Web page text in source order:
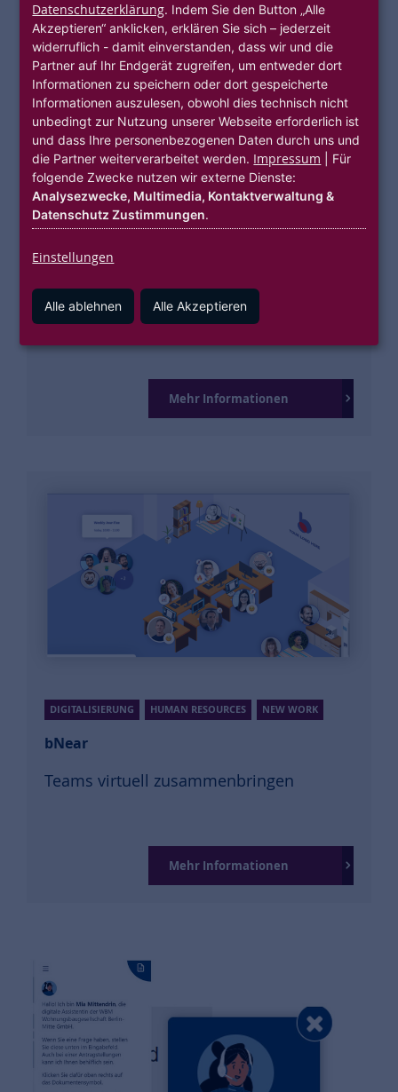
DIGITALISIERUNG ENERGIE
SigmaHeat
Heizzentralisierung für Klimaschutz und
Energieeinsparungen
Mehr Informationen
DIGITALISIERUNG HUMAN RESOURCES NEW WORK
bNear
Teams virtuell zusammenbringen
Mehr Informationen
Datenschutzerklärung. Indem Sie den Button „Alle
Akzeptieren“ anklicken, erklären Sie sich – jederzeit
widerruflich - damit einverstanden, dass wir und die
Partner auf Ihr Endgerät zugreifen, um entweder dort
Informationen zu speichern oder dort gespeicherte
Informationen auszulesen, obwohl dies technisch nicht
unbedingt zur Nutzung unserer Webseite erforderlich ist
und dass Ihre personenbezogenen Daten durch uns und
die Partner weiterverarbeitet werden. Impressum | Für
folgende Zwecke nutzen wir externe Dienste:
Analysezwecke, Multimedia, Kontaktverwaltung &
Datenschutz Zustimmungen.
Einstellungen
Alle ablehnen Alle Akzeptieren